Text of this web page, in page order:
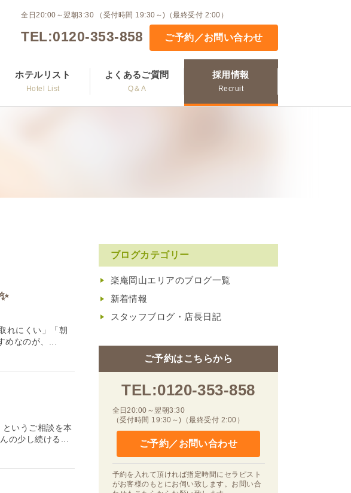
全日20:00～翌朝3:30 （受付時間 19:30～)（最終受付 2:00）
TEL:0120-353-858 ご予約／お問い合わせ
ホテルリスト
Hotel List
よくあるご質問
Q＆A
採用情報
Recruit
れにくい」「朝
なのが、...
いうご相談を本
の少し続ける...
ブログカテゴリー
楽庵岡山エリアのブログ一覧
新着情報
スタッフブログ・店長日記
ご予約はこちらから
TEL:0120-353-858
全日20:00～翌朝3:30
（受付時間 19:30～)（最終受付 2:00）
ご予約／お問い合わせ
予約を入れて頂ければ指定時間にセラピスト
がお客様のもとにお伺い致します。お問い合